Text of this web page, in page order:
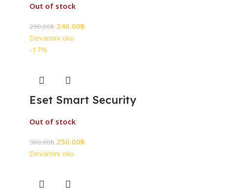
Out of stock
290.00₺ 240.00₺
Devamını oku
-17%
Eset Smart Security
Out of stock
300.00₺ 250.00₺
Devamını oku